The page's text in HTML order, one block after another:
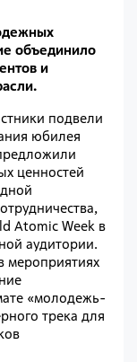
объединило
и
подвели
юбилея
ценностей
Atomic Week в
аудитории.
мероприятиях
«молодежь-
трека для